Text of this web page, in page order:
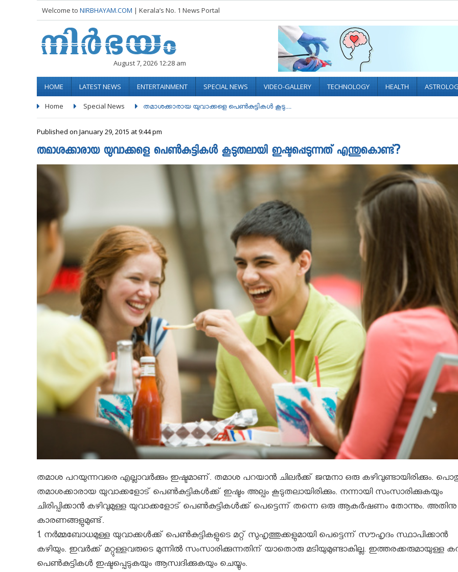
Welcome to NIRBHAYAM.COM | Kerala’s No. 1 News Portal
August 7, 2026 12:28 am
HOME LATEST NEWS ENTERTAINMENT SPECIAL NEWS VIDEO-GALLERY TECHNOLOGY HEALTH
Home Special News തമാശക്കാരായ യുവാക്കളെ പെണ്‍കുട്ടികൾ കൂടു....
Published on January 29, 2015 at 9:44 pm
തമാശക്കാരായ യുവാക്കളെ പെണ്‍കുട്ടികൾ കൂടുതലായി ഇഷ്ടപ്പെടുന്നത് എന്തുകൊണ്ട്?
തമാശ പറയുന്നവരെ എല്ലാവർക്കും ഇഷ്ടമാണ്. തമാശ പറയാൻ ചിലർക്ക് ജന്മനാ ഒരു കഴിവുണ്ടായിരിക്കും.
തമാശക്കാരായ യുവാക്കളോട് പെണ്‍കുട്ടികൾക്ക് ഇഷ്ടം അല്പം കൂടുതലായിരിക്കും. നന്നായി സംസാരിക്കുകയും
ചിരിപ്പിക്കാൻ കഴിവുമുള്ള യുവാക്കളോട് പെണ്‍കുട്ടികൾക്ക് പെട്ടെന്ന് തന്നെ ഒരു ആകർഷണം തോന്നും. അതിനു
കാരണങ്ങളുമുണ്ട്.
1. നർമ്മബോധമുള്ള യുവാക്കൾക്ക് പെണ്‍കുട്ടികളുടെ മറ്റ് സുഹൃത്തുക്കളുമായി പെട്ടെന്ന് സൗഹൃദം സ്ഥാപിക്കാൻ
കഴിയും. ഇവർക്ക് മറ്റുള്ളവരുടെ മുന്നിൽ സംസാരിക്കുന്നതിന് യാതൊരു മടിയുമുണ്ടാകില്ല. ഇത്തരക്കരുമായുള്ള
പെണ്‍കുട്ടികൾ ഇഷ്ടപ്പെടുകയും ആസ്വദിക്കുകയും ചെയ്യും.